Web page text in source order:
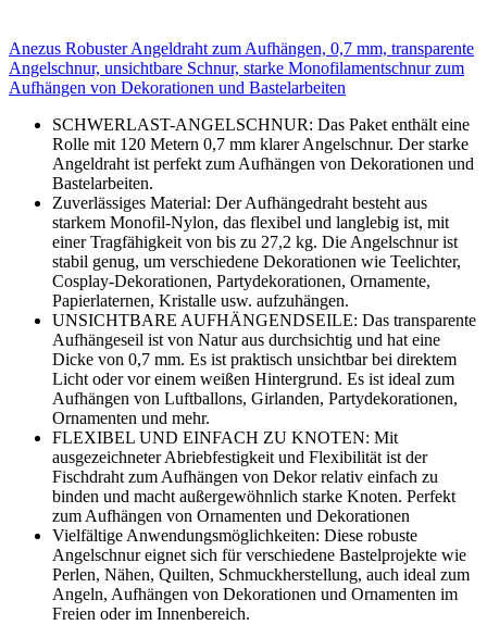
Anezus Robuster Angeldraht zum Aufhängen, 0,7 mm, transparente
Angelschnur, unsichtbare Schnur, starke Monofilamentschnur zum
Aufhängen von Dekorationen und Bastelarbeiten
SCHWERLAST-ANGELSCHNUR: Das Paket enthält eine
Rolle mit 120 Metern 0,7 mm klarer Angelschnur. Der starke
Angeldraht ist perfekt zum Aufhängen von Dekorationen und
Bastelarbeiten.
Zuverlässiges Material: Der Aufhängedraht besteht aus
starkem Monofil-Nylon, das flexibel und langlebig ist, mit
einer Tragfähigkeit von bis zu 27,2 kg. Die Angelschnur ist
stabil genug, um verschiedene Dekorationen wie Teelichter,
Cosplay-Dekorationen, Partydekorationen, Ornamente,
Papierlaternen, Kristalle usw. aufzuhängen.
UNSICHTBARE AUFHÄNGENDSEILE: Das transparente
Aufhängeseil ist von Natur aus durchsichtig und hat eine
Dicke von 0,7 mm. Es ist praktisch unsichtbar bei direktem
Licht oder vor einem weißen Hintergrund. Es ist ideal zum
Aufhängen von Luftballons, Girlanden, Partydekorationen,
Ornamenten und mehr.
FLEXIBEL UND EINFACH ZU KNOTEN: Mit
ausgezeichneter Abriebfestigkeit und Flexibilität ist der
Fischdraht zum Aufhängen von Dekor relativ einfach zu
binden und macht außergewöhnlich starke Knoten. Perfekt
zum Aufhängen von Ornamenten und Dekorationen
Vielfältige Anwendungsmöglichkeiten: Diese robuste
Angelschnur eignet sich für verschiedene Bastelprojekte wie
Perlen, Nähen, Quilten, Schmuckherstellung, auch ideal zum
Angeln, Aufhängen von Dekorationen und Ornamenten im
Freien oder im Innenbereich.